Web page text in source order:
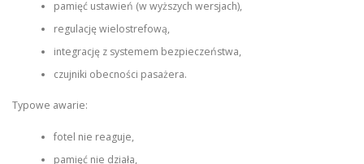
pamięć ustawień (w wyższych wersjach),
regulację wielostrefową,
integrację z systemem bezpieczeństwa,
czujniki obecności pasażera.
Typowe awarie:
fotel nie reaguje,
pamięć nie działa,